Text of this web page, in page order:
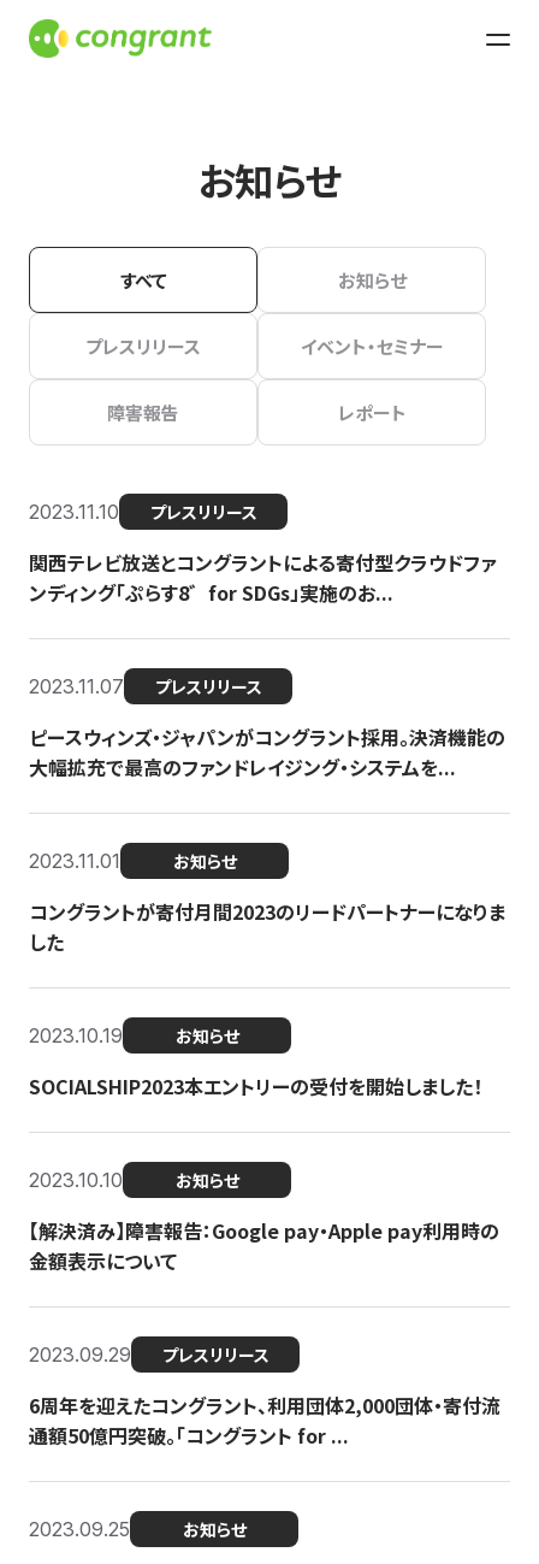
お知らせ
すべて お知らせ
プレスリリース イベント・セミナー
障害報告 レポート
2023.11.10 プレスリリース
関西テレビ放送とコングラントによる寄付型クラウドファ
ンディング「ぷらす8゛for SDGs」実施のお...
2023.11.07 プレスリリース
ピースウィンズ・ジャパンがコングラント採用。決済機能の
大幅拡充で最高のファンドレイジング・システムを...
2023.11.01 お知らせ
コングラントが寄付月間2023のリードパートナーになりま
した
2023.10.19 お知らせ
SOCIALSHIP2023本エントリーの受付を開始しました！
2023.10.10 お知らせ
【解決済み】障害報告：Google pay・Apple pay利用時の
金額表示について
2023.09.29 プレスリリース
6周年を迎えたコングラント、利用団体2,000団体・寄付流
通額50億円突破。「コングラント for ...
2023.09.25 お知らせ